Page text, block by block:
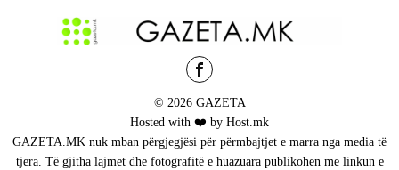
© 2026 GAZETA
Hosted with ❤️ by Host.mk
GAZETA.MK nuk mban përgjegjësi për përmbajtjet e marra nga media të
tjera. Të gjitha lajmet dhe fotografitë e huazuara publikohen me linkun e